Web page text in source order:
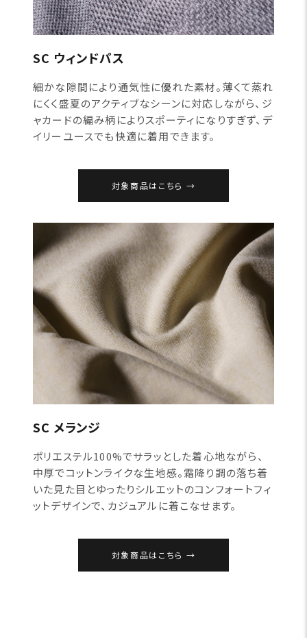
SC ウィンドパス
細かな隙間により通気性に優れた素材。薄くて蒸れ
にくく盛夏のアクティブなシーンに対応しながら、ジ
ャカードの編み柄によりスポーティになりすぎず、デ
イリーユースでも快適に着用できます。
対象商品はこちら
SC メランジ
ポリエステル100%でサラッとした着心地ながら、
中厚でコットンライクな生地感。霜降り調の落ち着
いた見た目とゆったりシルエットのコンフォートフィ
ットデザインで、カジュアルに着こなせます。
対象商品はこちら